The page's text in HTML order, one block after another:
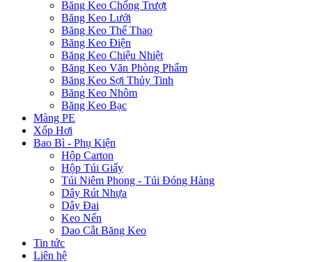
Băng Keo Chống Trượt
Băng Keo Lưới
Băng Keo Thể Thao
Băng Keo Điện
Băng Keo Chiệu Nhiệt
Băng Keo Văn Phòng Phẩm
Băng Keo Sợi Thủy Tinh
Băng Keo Nhôm
Băng Keo Bạc
Màng PE
Xốp Hơi
Bao Bì - Phụ Kiện
Hộp Carton
Hộp Túi Giấy
Túi Niêm Phong - Túi Đóng Hàng
Dây Rút Nhựa
Dây Đai
Keo Nến
Dao Cắt Băng Keo
Tin tức
Liên hệ